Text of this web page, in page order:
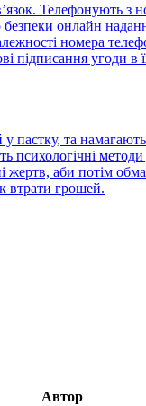
Телефонують з
безпеки онлайн
номера
угоди в
та
методи
аби потім
втрати грошей.
Автор